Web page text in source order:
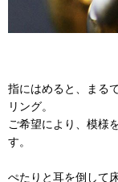
指にはめると、まる
リング。
ご希望により、模様
す。
ぺたりと耳を倒して